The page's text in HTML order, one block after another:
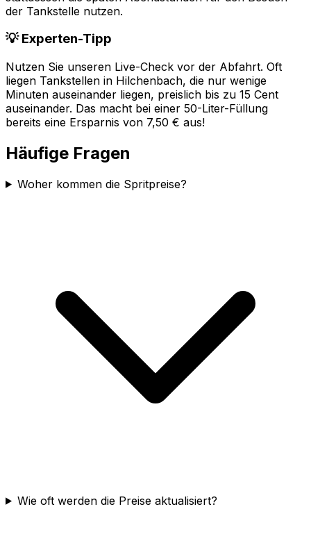
der Tankstelle nutzen.
💡 Experten-Tipp
Nutzen Sie unseren Live-Check vor der Abfahrt. Oft
liegen Tankstellen in Hilchenbach, die nur wenige
Minuten auseinander liegen, preislich bis zu 15 Cent
auseinander. Das macht bei einer 50-Liter-Füllung
bereits eine Ersparnis von 7,50 € aus!
Häufige Fragen
Woher kommen die Spritpreise?
Wie oft werden die Preise aktualisiert?